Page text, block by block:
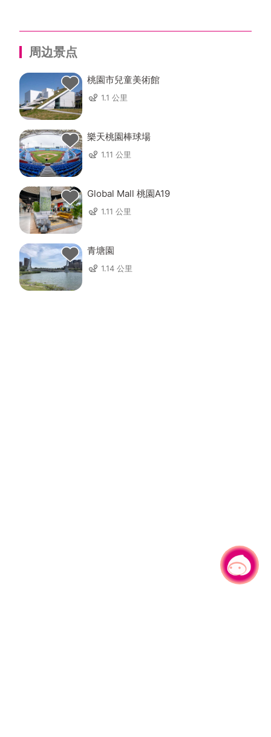
周边景点
桃園市兒童美術館
1.1 公里
樂天桃園棒球場
1.11 公里
Global Mall 桃園A19
1.11 公里
青塘園
1.14 公里